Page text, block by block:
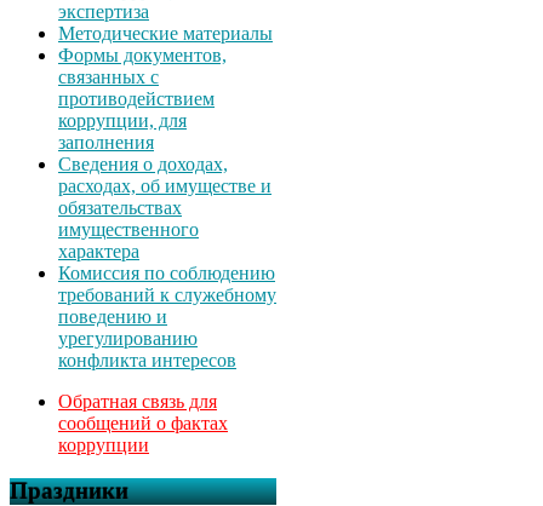
экспертиза
Методические материалы
Формы документов,
связанных с
противодействием
коррупции, для
заполнения
Сведения о доходах,
расходах, об имуществе и
обязательствах
имущественного
характера
Комиссия по соблюдению
требований к служебному
поведению и
урегулированию
конфликта интересов
Обратная связь для
сообщений о фактах
коррупции
Праздники